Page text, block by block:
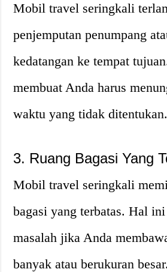
Mobil travel seringkali
penjemputan penumpang
kedatangan ke tempat
membuat Anda harus
waktu yang tidak ditentukan.
3. Ruang Bagasi Yang
Mobil travel seringkali
bagasi yang terbatas. Hal
masalah jika Anda
banyak atau berukuran besar.